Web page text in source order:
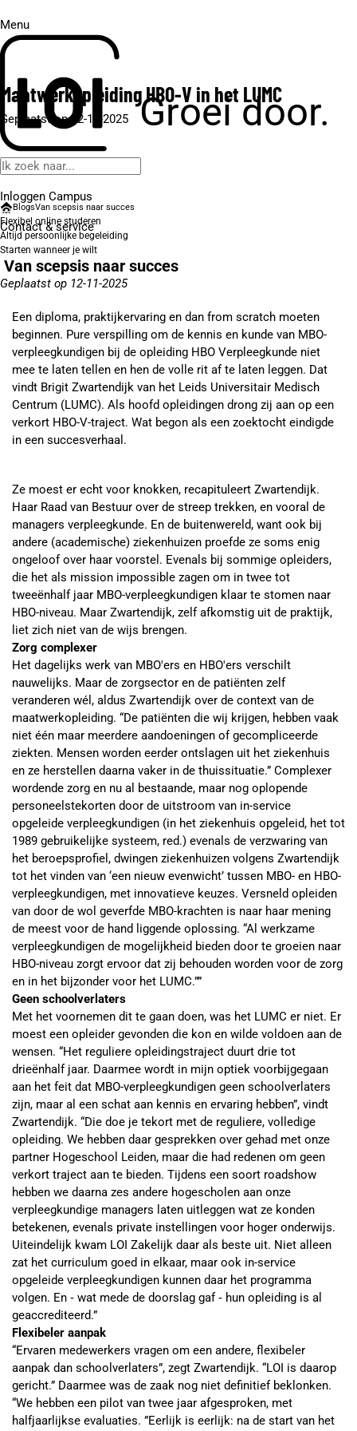
Menu
Groei door.
Inloggen Campus
Contact& service
Maatwerkopleiding HBO-V in het LUMC
Geplaatst op 12-11-2025
BlogsVan scepsis naar succes
Flexibel online studeren
Altijd persoonlijke begeleiding
Starten wanneer je wilt
Van scepsis naar succes
Geplaatst op 12-11-2025
Een diploma, praktijkervaring en dan from scratch moeten
beginnen. Pure verspilling om de kennis en kunde van MBO-
verpleegkundigen bij de opleiding HBO Verpleegkunde niet
mee te laten tellen en hen de volle rit af te laten leggen. Dat
vindt Brigit Zwartendijk van het Leids Universitair Medisch
Centrum (LUMC). Als hoofd opleidingen drong zij aan op een
verkort HBO-V-traject. Wat begon als een zoektocht eindigde
in een succesverhaal.
Ze moest er echt voor knokken, recapituleert Zwartendijk.
Haar Raad van Bestuur over de streep trekken, en vooral de
managers verpleegkunde. En de buitenwereld, want ook bij
andere (academische) ziekenhuizen proefde ze soms enig
ongeloof over haar voorstel. Evenals bij sommige opleiders,
die het als mission impossible zagen om in twee tot
tweeënhalf jaar MBO-verpleegkundigen klaar te stomen naar
HBO-niveau. Maar Zwartendijk, zelf afkomstig uit de praktijk,
liet zich niet van de wijs brengen.
Zorg complexer
Het dagelijks werk van MBO'ers en HBO'ers verschilt
nauwelijks. Maar de zorgsector en de patiënten zelf
veranderen wél, aldus Zwartendijk over de context van de
maatwerkopleiding. “De patiënten die wij krijgen, hebben vaak
niet één maar meerdere aandoeningen of gecompliceerde
ziekten. Mensen worden eerder ontslagen uit het ziekenhuis
en ze herstellen daarna vaker in de thuissituatie.” Complexer
wordende zorg en nu al bestaande, maar nog oplopende
personeelstekorten door de uitstroom van in-service
opgeleide verpleegkundigen (in het ziekenhuis opgeleid, het tot
1989 gebruikelijke systeem, red.) evenals de verzwaring van
het beroepsprofiel, dwingen ziekenhuizen volgens Zwartendijk
tot het vinden van ‘een nieuw evenwicht’ tussen MBO- en HBO-
verpleegkundigen, met innovatieve keuzes. Versneld opleiden
van door de wol geverfde MBO-krachten is naar haar mening
de meest voor de hand liggende oplossing. “Al werkzame
verpleegkundigen de mogelijkheid bieden door te groeien naar
HBO-niveau zorgt ervoor dat zij behouden worden voor de zorg
en in het bijzonder voor het LUMC.””
Geen schoolverlaters
Met het voornemen dit te gaan doen, was het LUMC er niet. Er
moest een opleider gevonden die kon en wilde voldoen aan de
wensen. “Het reguliere opleidingstraject duurt drie tot
drieënhalf jaar. Daarmee wordt in mijn optiek voorbijgegaan
aan het feit dat MBO-verpleegkundigen geen schoolverlaters
zijn, maar al een schat aan kennis en ervaring hebben”, vindt
Zwartendijk. “Die doe je tekort met de reguliere, volledige
opleiding. We hebben daar gesprekken over gehad met onze
partner Hogeschool Leiden, maar die had redenen om geen
verkort traject aan te bieden. Tijdens een soort roadshow
hebben we daarna zes andere hogescholen aan onze
verpleegkundige managers laten uitleggen wat ze konden
betekenen, evenals private instellingen voor hoger onderwijs.
Uiteindelijk kwam LOI Zakelijk daar als beste uit. Niet alleen
zat het curriculum goed in elkaar, maar ook in-service
opgeleide verpleegkundigen kunnen daar het programma
volgen. En ‐ wat mede de doorslag gaf ‐ hun opleiding is al
geaccrediteerd.”
Flexibeler aanpak
“Ervaren medewerkers vragen om een andere, flexibeler
aanpak dan schoolverlaters”, zegt Zwartendijk. “LOI is daarop
gericht.” Daarmee was de zaak nog niet definitief beklonken.
“We hebben een pilot van twee jaar afgesproken, met
halfjaarlijkse evaluaties. ”Eerlijk is eerlijk: na de start van het